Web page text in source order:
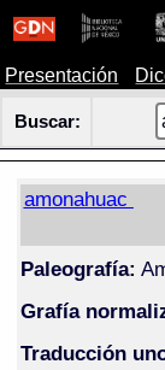
Presentación
Buscar:
amonahuac
Paleografía:
Grafía
Traducción